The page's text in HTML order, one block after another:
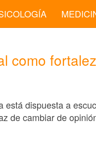
como
está dispuesta a
de cambiar de